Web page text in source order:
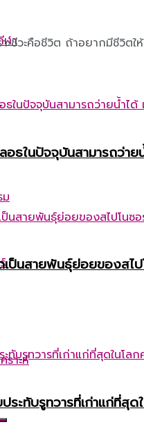
ฬา
ม
ราะห์
ชีวะคือชีวิต ถ้าอยากมีชีวิตให้
ธในปัจจุบันสามารถว่าย
เป็นสายพันธุ์ย่อยของสไ
ทับรูทวารที่เก่าแก่ที่สุด